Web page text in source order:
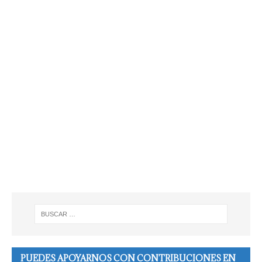
PUEDES APOYARNOS CON CONTRIBUCIONES EN